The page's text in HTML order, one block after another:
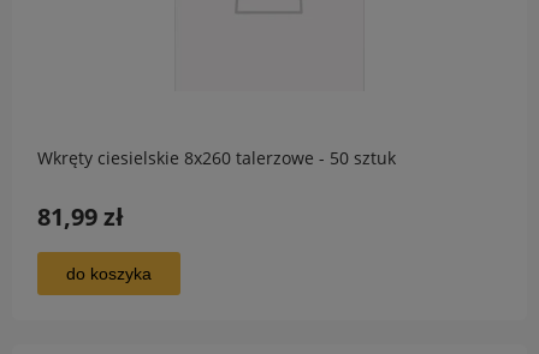
Wkręty ciesielskie 8x260 talerzowe - 50 sztuk
81,99 zł
do koszyka